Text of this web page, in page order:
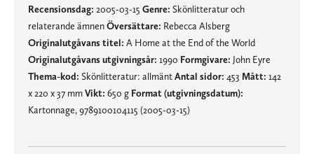
Recensionsdag: 2005-03-15 Genre: Skönlitteratur och
relaterande ämnenÖversättare: Rebecca Alsberg
Originalutgåvans titel: A Home at the End of the World
Originalutgåvans utgivningsår: 1990 Formgivare: John Eyre
Thema-kod: Skönlitteratur: allmäntAntal sidor: 453 Mått: 142
x 220 x 37 mmVikt: 650 g Format (utgivningsdatum):
Kartonnage, 9789100104115 (2005-03-15)